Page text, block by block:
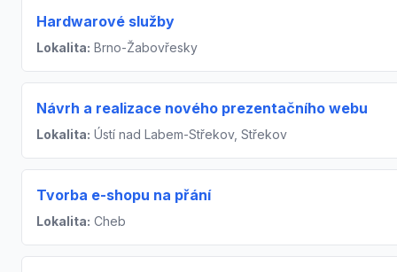
Hardwarové služby
Lokalita: Brno-Žabovřesky
Návrh a realizace nového prezentačního webu
Lokalita: Ústí nad Labem-Střekov, Střekov
Tvorba e-shopu na přání
Lokalita: Cheb